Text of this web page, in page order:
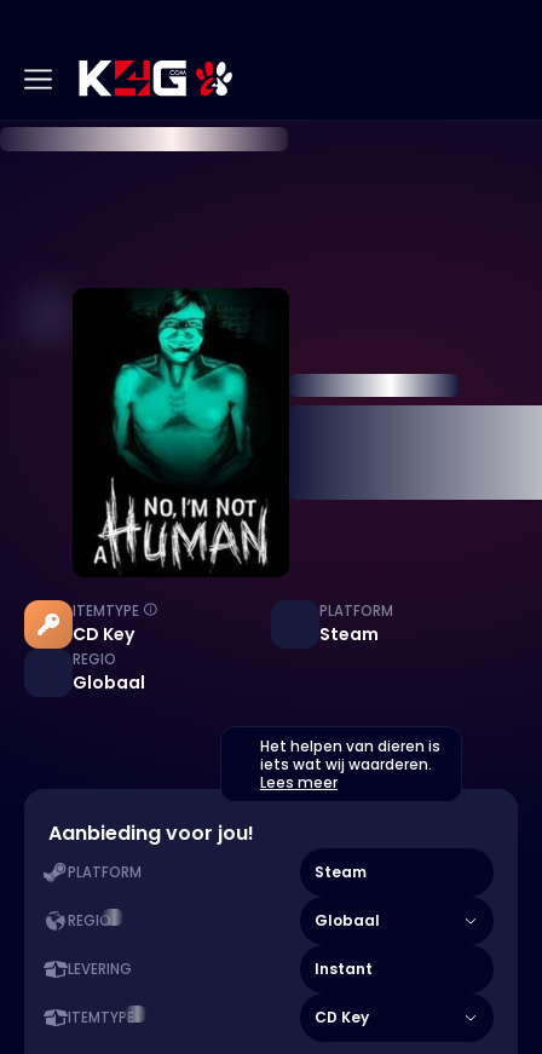
ITEMTYPE
CD Key
PLATFORM
Steam
REGIO
Globaal
Het helpen van dieren is
iets wat wij waarderen.
Lees meer
Aanbieding voor jou!
PLATFORM Steam
REGIO Globaal
LEVERING Instant
ITEMTYPE CD Key